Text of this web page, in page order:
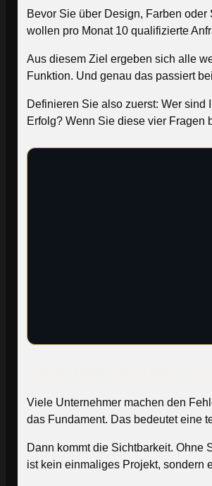
Bevor Sie über Design, Farben
wollen pro Monat 10 qualifizierte
Aus diesem Ziel ergeben sich alle
Funktion. Und genau das passiert
Definieren Sie also zuerst: Wer
Erfolg? Wenn Sie diese vier Fragen
Viele Unternehmer machen den
das Fundament. Das bedeutet eine
Dann kommt die Sichtbarkeit. Ohne
ist kein einmaliges Projekt, sondern